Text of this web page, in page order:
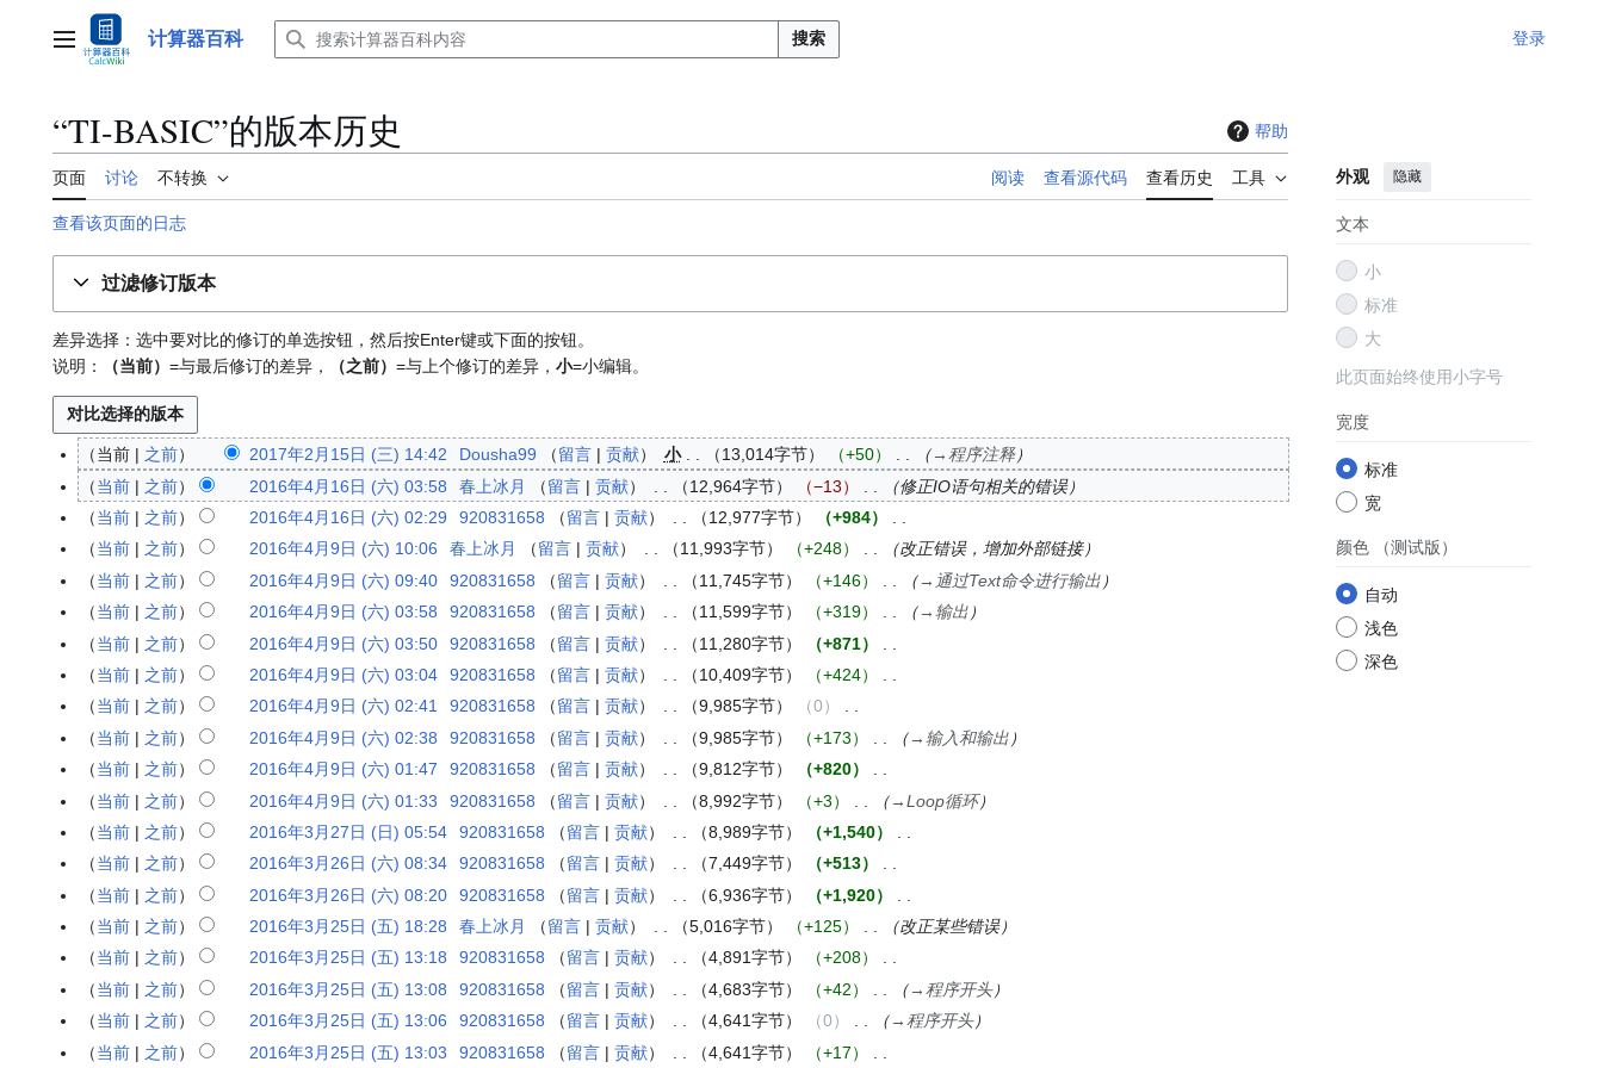
主菜单 计算器百科 搜索 登录
“TI-BASIC”的版本历史 帮助
页面 讨论 不转换 阅读 查看源代码 查看历史 工具 外观 隐藏
文本
小
标准
大
此页面始终使用小字号
宽度
标准
宽
颜色 （测试版）
自动
浅色
深色
查看该页面的日志
过滤修订版本
差异选择：选中要对比的修订的单选按钮，然后按Enter键或下面的按钮。
说明：
（当前） =与最后修订的差异， （之前） =与上个修订的差异， 小=小编辑。
2
0
2
月
1
星
期
三
当前 之前 2017年2月15日 (三) 14:42 Dousha99 留言 贡献 小 13,014字节 +50 →程序注释
2
0
4
月
1
星
期
六
当前 之前 2016年4月16日 (六) 03:58 春上冰月 留言 贡献 12,964字节 −13
修正IO语句相关的错误
当前
之前 2016年4月16日 (六) 02:29 920831658 留言 贡献 12,977字节
+984
无
辑
摘
要
2
0
4
月
9
期
六
当前 之前 2016年4月9日 (六) 10:06 春上冰月 留言 贡献 11,993字节 +248
改正错误，增加外部链接
当前
之前 2016年4月9日 (六) 09:40 920831658 留言 贡献 11,745字节 +146 → 通过Text命令进行输出
当前
之前 2016年4月9日 (六) 03:58 920831658 留言 贡献 11,599字节 +319 →输出
当前
之前 2016年4月9日 (六) 03:50 920831658 留言 贡献 11,280字节
+871
无
辑
摘
要
当前 之前 2016年4月9日 (六) 03:04 920831658 留言 贡献 10,409字节
+424
无
辑
摘
要
当前 之前 2016年4月9日 (六) 02:41 920831658 留言 贡献 9,985字节
0
无
辑
摘
要
当前 之前 2016年4月9日 (六) 02:38 920831658 留言 贡献 9,985字节 +173 →输入和输出
当前
之前 2016年4月9日 (六) 01:47 920831658 留言 贡献 9,812字节
+820
无
辑
摘
要
当前 之前 2016年4月9日 (六) 01:33 920831658 留言 贡献 8,992字节 +3 →Loop循环
2
0
3
月
2
当前 之前 2016年3月27日 (日) 05:54 920831658 留言 贡献 8,989字节
+1,540
无
辑
摘
要
2
0
3
月
2
当前 之前 2016年3月26日 (六) 08:34 920831658 留言 贡献 7,449字节
+513
无
辑
摘
要
当前 之前 2016年3月26日 (六) 08:20 920831658 留言 贡献 6,936字节
+1,920
无
辑
摘
要
2
0
3
当前 之前 2016年3月25日 (五) 18:28 春上冰月 留言 贡献 5,016字节 +125
改正某些错误
当前
之前 2016年3月25日 (五) 13:18 920831658 留言 贡献 4,891字节
+208
无
辑
摘
当前 之前 2016年3月25日 (五) 13:08 920831658 留言 贡献 4,683字节 +42 →程序开头
当前
之前 2016年3月25日 (五) 13:06 920831658 留言 贡献 4,641字节 0 →程序开头
当前
之前 2016年3月25日 (五) 13:03 920831658 留言 贡献 4,641字节
+17